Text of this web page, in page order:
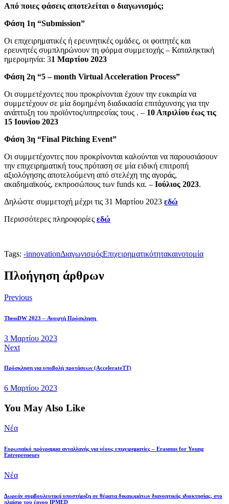
Από ποιες φάσεις αποτελείται ο διαγωνισμός;
Φάση 1η “Submission”
Οι επιχειρηματικές ή ερευνητικές ομάδες, οι φοιτητές και
ερευνητές συμπληρώνουν τη φόρμα συμμετοχής – Καταληκτική
ημερομηνία: 31 Μαρτίου 2023
Φάση 2η “5 – month Virtual Acceleration Process”
Οι συμμετέχοντες που προκρίνονται έχουν την ευκαιρία να
συμμετέχουν σε μία δομημένη διαδικασία επιτάχυνσης για την
ανάπτυξη του προϊόντος/υπηρεσίας τους . – 10 Απριλίου έως τις
15 Ιουνίου 2023
Φάση 3η “Final Pitching Event”
Οι συμμετέχοντες που προκρίνονται καλούνται να παρουσιάσουν
την επιχειρηματική τους πρόταση σε μία ειδική επιτροπή
αξιολόγησης αποτελούμενη από στελέχη της αγοράς,
ακαδημαϊκούς, εκπροσώπους των funds κα. – Ιούλιος 2023.
Δηλώστε συμμετοχή μέχρι τις 31 Μαρτίου 2023 εδώ
Περισσότερες πληροφορίες εδώ
Tags: -innovationΔιαγωνισμόςΕπιχειρηματικότητακαινοτομία
Πλοήγηση άρθρων
Previous
ThessDW 2023 – Ανοιχτή Πρόσκληση
3 Μαρτίου 2023
Next
Πρόσκληση για υποβολή προτάσεων (AccelerateTT)
6 Μαρτίου 2023
You May Also Like
Νέα
Ευρωπαϊκό πρόγραμμα ανταλλαγής για νέους επιχειρηματίες – Erasmus for Young
Entrepreneurs
Νέα
Δωρεάν συμβουλευτική υποστήριξη σε θέματα δικαιωμάτων διανοητικής ιδιοκτησίας, στο
πλαίσιο του έργου IPMED